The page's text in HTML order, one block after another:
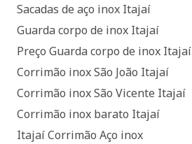
Sacadas de aço inox Itajaí
Guarda corpo de inox Itajaí
Preço Guarda corpo de inox Itajaí
Corrimão inox São João Itajaí
Corrimão inox São Vicente Itajaí
Corrimão inox barato Itajaí
Itajaí Corrimão Aço inox